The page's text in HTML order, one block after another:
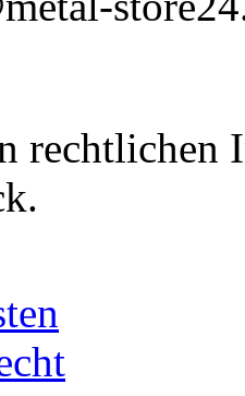
rechtlichen